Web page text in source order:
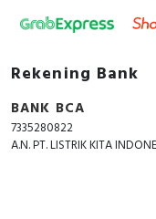
Rekening Bank
BANK BCA
7335280822
A.N. PT. LISTRIK KITA